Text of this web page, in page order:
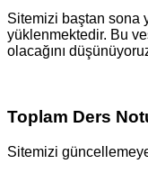
Sitemizi baştan sona
yüklenmektedir. Bu
olacağını
Toplam Ders
Sitemizi